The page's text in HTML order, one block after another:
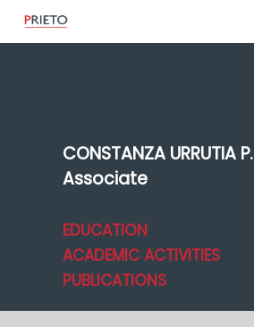
CONSTANZA URRUTIA P.
Associate
EDUCATION
ACADEMIC ACTIVITIES
PUBLICATIONS